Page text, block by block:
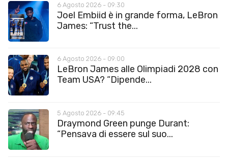
6 Agosto 2026 - 09:30
Joel Embiid è in grande forma, LeBron
James: “Trust the...
6 Agosto 2026 - 09:00
LeBron James alle Olimpiadi 2028 con
Team USA? “Dipende...
5 Agosto 2026 - 09:45
Draymond Green punge Durant:
“Pensava di essere sul suo...